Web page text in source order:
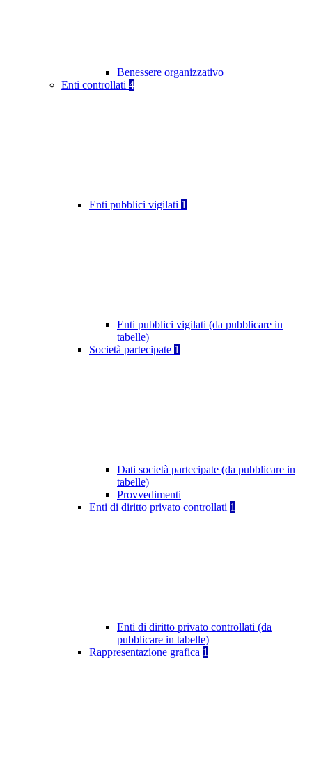
Benessere organizzativo
Enti controllati 4
Enti pubblici vigilati 1
Enti pubblici vigilati (da pubblicare in
tabelle)
Società partecipate 1
Dati società partecipate (da pubblicare in
tabelle)
Provvedimenti
Enti di diritto privato controllati 1
Enti di diritto privato controllati (da
pubblicare in tabelle)
Rappresentazione grafica 1